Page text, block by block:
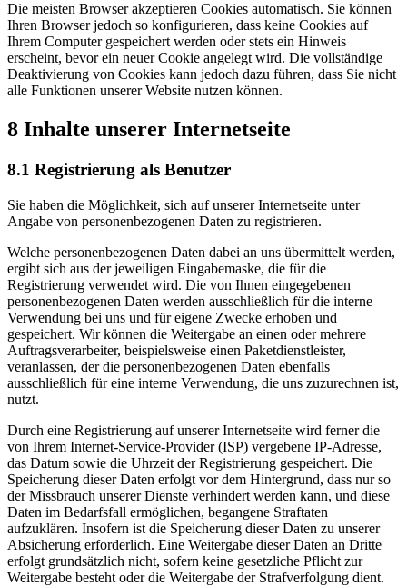
Die meisten Browser akzeptieren Cookies automatisch. Sie können
Ihren Browser jedoch so konfigurieren, dass keine Cookies auf
Ihrem Computer gespeichert werden oder stets ein Hinweis
erscheint, bevor ein neuer Cookie angelegt wird. Die vollständige
Deaktivierung von Cookies kann jedoch dazu führen, dass Sie nicht
alle Funktionen unserer Website nutzen können.
8 Inhalte unserer Internetseite
8.1 Registrierung als Benutzer
Sie haben die Möglichkeit, sich auf unserer Internetseite unter
Angabe von personenbezogenen Daten zu registrieren.
Welche personenbezogenen Daten dabei an uns übermittelt werden,
ergibt sich aus der jeweiligen Eingabemaske, die für die
Registrierung verwendet wird. Die von Ihnen eingegebenen
personenbezogenen Daten werden ausschließlich für die interne
Verwendung bei uns und für eigene Zwecke erhoben und
gespeichert. Wir können die Weitergabe an einen oder mehrere
Auftragsverarbeiter, beispielsweise einen Paketdienstleister,
veranlassen, der die personenbezogenen Daten ebenfalls
ausschließlich für eine interne Verwendung, die uns zuzurechnen ist,
nutzt.
Durch eine Registrierung auf unserer Internetseite wird ferner die
von Ihrem Internet-Service-Provider (ISP) vergebene IP-Adresse,
das Datum sowie die Uhrzeit der Registrierung gespeichert. Die
Speicherung dieser Daten erfolgt vor dem Hintergrund, dass nur so
der Missbrauch unserer Dienste verhindert werden kann, und diese
Daten im Bedarfsfall ermöglichen, begangene Straftaten
aufzuklären. Insofern ist die Speicherung dieser Daten zu unserer
Absicherung erforderlich. Eine Weitergabe dieser Daten an Dritte
erfolgt grundsätzlich nicht, sofern keine gesetzliche Pflicht zur
Weitergabe besteht oder die Weitergabe der Strafverfolgung dient.